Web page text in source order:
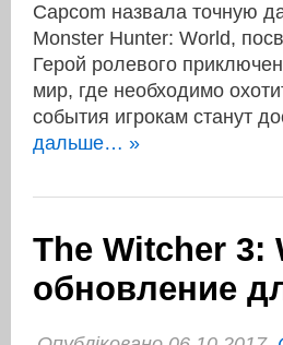
Capcom назвала точную
Monster Hunter: World,
Герой ролевого
мир, где необходимо
события игрокам станут
дальше… »
The Witcher 3:
обновление